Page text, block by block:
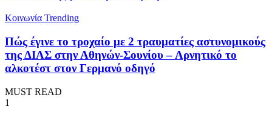
Κοινωνία Trending
Πώς έγινε το τροχαίο με 2 τραυματίες αστυνομικούς
της ΔΙΑΣ στην Αθηνών-Σουνίου – Αρνητικό το
αλκοτέστ στον Γερμανό οδηγό
MUST READ
1